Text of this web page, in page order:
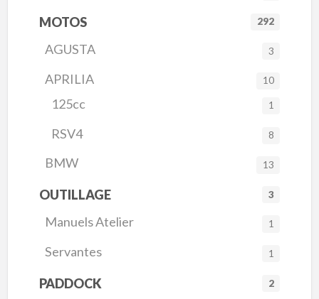
MOTOS 292
AGUSTA 3
APRILIA 10
125cc 1
RSV4 8
BMW 13
OUTILLAGE 3
Manuels Atelier 1
Servantes 1
PADDOCK 2